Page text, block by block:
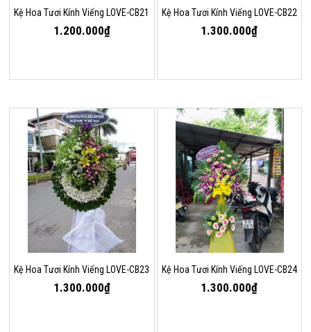
Kệ Hoa Tươi Kính Viếng LOVE-CB21
1.200.000₫
Kệ Hoa Tươi Kính Viếng LOVE-CB22
1.300.000₫
Kệ Hoa Tươi Kính Viếng LOVE-CB23
1.300.000₫
Kệ Hoa Tươi Kính Viếng LOVE-CB24
1.300.000₫